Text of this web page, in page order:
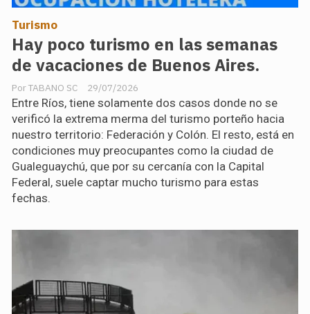
Hay poco turismo en las semanas
de vacaciones de Buenos Aires.
TABANO SC
Turismo
29/07/2026
Entre Ríos, tiene solamente dos casos donde no se
verificó la extrema merma del turismo porteño hacia
nuestro territorio: Federación y Colón. El resto, está en
condiciones muy preocupantes como la ciudad de
Gualeguaychú, que por su cercanía con la Capital
Federal, suele captar mucho turismo para estas
fechas.